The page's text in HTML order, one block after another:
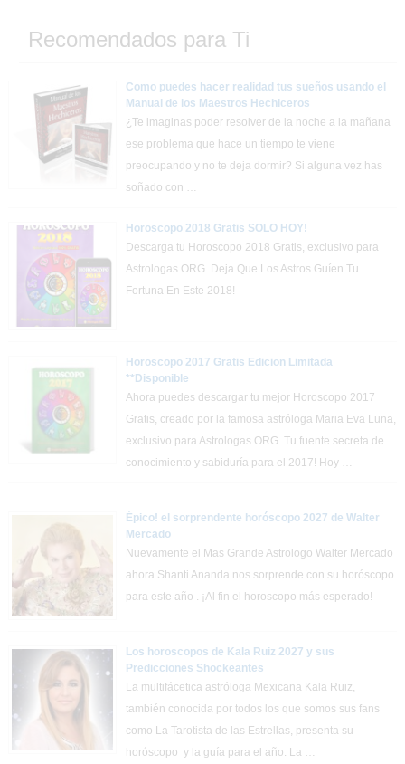
Recomendados para Ti
Como puedes hacer realidad tus sueños usando el
Manual de los Maestros Hechiceros
¿Te imaginas poder resolver de la noche a la mañana
ese problema que hace un tiempo te viene
preocupando y no te deja dormir? Si alguna vez has
soñado con …
Horoscopo 2018 Gratis SOLO HOY!
Descarga tu Horoscopo 2018 Gratis, exclusivo para
Astrologas.ORG. Deja Que Los Astros Guíen Tu
Fortuna En Este 2018!
Horoscopo 2017 Gratis Edicion Limitada
**Disponible
Ahora puedes descargar tu mejor Horoscopo 2017
Gratis, creado por la famosa astróloga Maria Eva Luna,
exclusivo para Astrologas.ORG. Tu fuente secreta de
conocimiento y sabiduría para el 2017! Hoy …
Épico! el sorprendente horóscopo 2027 de Walter
Mercado
Nuevamente el Mas Grande Astrologo Walter Mercado
ahora Shanti Ananda nos sorprende con su horóscopo
para este año . ¡Al fin el horoscopo más esperado!
Los horoscopos de Kala Ruiz 2027 y sus
Predicciones Shockeantes
La multifácetica astróloga Mexicana Kala Ruiz,
también conocida por todos los que somos sus fans
como La Tarotista de las Estrellas, presenta su
horóscopo y la guía para el año. La …